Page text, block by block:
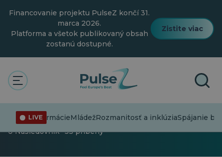
obsah
Financovanie projektu PulseZ končí 31.
marca 2026.
Platforma a všetok publikovaný obsah
zostanú dostupné.
Zistite viac
LIVE
DezinformácieMládežRozmanitosť a inklúziaSpájanie
Rozmanitosť a inklúzia
0 Nasledovník · 53 príbehy